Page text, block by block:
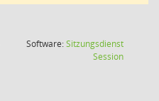
Software:Sitzungsdienst
Session(Wird in